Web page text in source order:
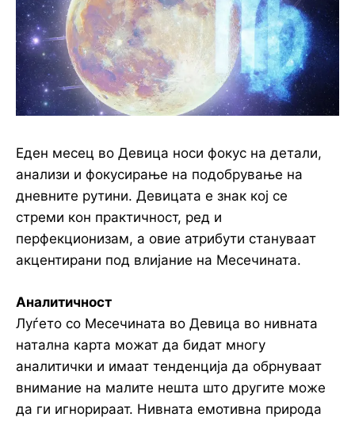
Еден месец во Девица носи фокус на детали,
анализи и фокусирање на подобрување на
дневните рутини. Девицата е знак кој се
стреми кон практичност, ред и
перфекционизам, а овие атрибути стануваат
акцентирани под влијание на Месечината.
Аналитичност
Луѓето со Месечината во Девица во нивната
натална карта можат да бидат многу
аналитички и имаат тенденција да обрнуваат
внимание на малите нешта што другите може
да ги игнорираат. Нивната емотивна природа